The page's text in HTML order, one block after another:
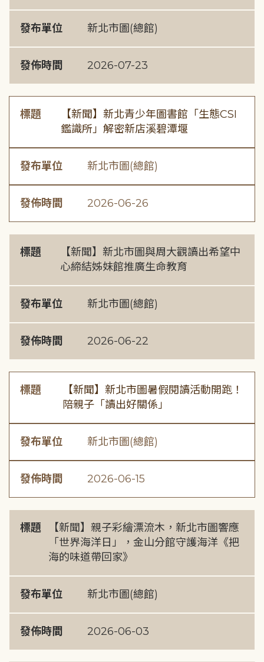
發布單位 新北市圖(總館)
發佈時間 2026-07-23
標題
【新聞】新北青少年圖書館「生態CSI
鑑識所」解密新店溪碧潭堰
發布單位 新北市圖(總館)
發佈時間 2026-06-26
標題
【新聞】新北市圖與周大觀讀出希望中
心締結姊妹館推廣生命教育
發布單位 新北市圖(總館)
發佈時間 2026-06-22
標題
【新聞】新北市圖暑假閱讀活動開跑！
陪親子「讀出好關係」
發布單位 新北市圖(總館)
發佈時間 2026-06-15
標題
【新聞】親子彩繪漂流木，新北市圖響應
「世界海洋日」，金山分館守護海洋《把
海的味道帶回家》
發布單位 新北市圖(總館)
發佈時間 2026-06-03